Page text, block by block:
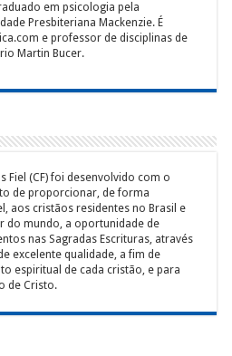
em psicologia pela
Presbiteriana Mackenzie. É
e professor de disciplinas de
Martin Bucer.
Fiel (CF) foi desenvolvido com o
de proporcionar, de forma
aos cristãos residentes no Brasil e
do mundo, a oportunidade de
nas Sagradas Escrituras, através
excelente qualidade, a fim de
espiritual de cada cristão, e para
de Cristo.